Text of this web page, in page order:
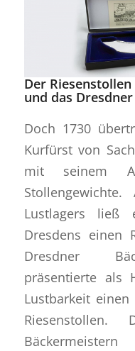
Der
und das
Doch 1730
Kurfürst von
mit seinem
Lustlagers ließ
Dresdens einen
Dresdner
präsentierte als
Lustbarkeit